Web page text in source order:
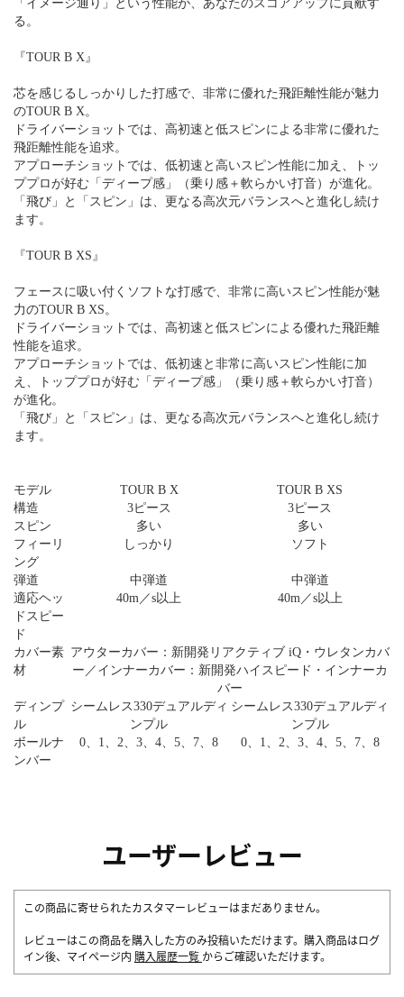
「イメージ通り」という性能が、あなたのスコアアップに貢献す
る。
『TOUR B X』
芯を感じるしっかりした打感で、非常に優れた飛距離性能が魅力
のTOUR B X。
ドライバーショットでは、高初速と低スピンによる非常に優れた
飛距離性能を追求。
アプローチショットでは、低初速と高いスピン性能に加え、トッ
ププロが好む「ディープ感」（乗り感＋軟らかい打音）が進化。
「飛び」と「スピン」は、更なる高次元バランスへと進化し続け
ます。
『TOUR B XS』
フェースに吸い付くソフトな打感で、非常に高いスピン性能が魅
力のTOUR B XS。
ドライバーショットでは、高初速と低スピンによる優れた飛距離
性能を追求。
アプローチショットでは、低初速と非常に高いスピン性能に加
え、トッププロが好む「ディープ感」（乗り感＋軟らかい打音）
が進化。
「飛び」と「スピン」は、更なる高次元バランスへと進化し続け
ます。
モデル TOUR B X
TOUR B XS
構造
3ピース
3ピース
スピン
多い
多い
フィーリ
ング
しっかり ソフト
弾道 中弾道
中弾道
適応ヘッ
ドスピー
ド
40m／s以上 40m／s以上
カバー素
材
アウターカバー：新開発リアクティブ iQ・ウレタンカバ
ー／インナーカバー：新開発ハイスピード・インナーカ
バー
ディンプ
ル
シームレス330デュアルディ
ンプル
シームレス330デュアルディ
ンプル
ボールナ
ンバー
0、1、2、3、4、5、7、8 0、1、2、3、4、5、7、8
ユーザーレビュー
この商品に寄せられたカスタマーレビューはまだありません。
レビューはこの商品を購入した方のみ投稿いただけます。購入商品はログ
イン後、マイページ内 購入履歴一覧 からご確認いただけます。